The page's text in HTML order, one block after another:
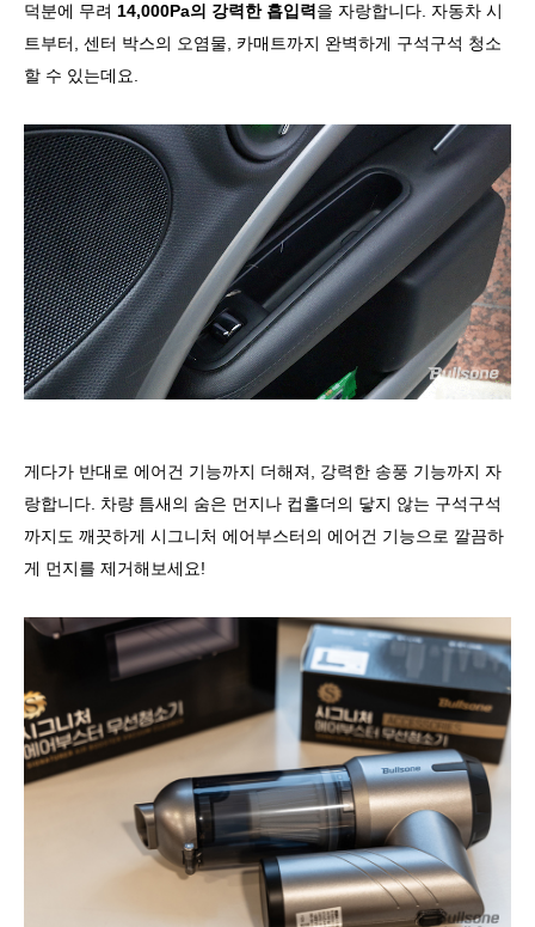
덕분에 무려 14,000Pa의 강력한 흡입력을 자랑합니다. 자동차 시
트부터, 센터 박스의 오염물, 카매트까지 완벽하게 구석구석 청소
할 수 있는데요.
게다가 반대로 에어건 기능까지 더해져, 강력한 송풍 기능까지 자
랑합니다. 차량 틈새의 숨은 먼지나 컵홀더의 닿지 않는 구석구석
까지도 깨끗하게 시그니처 에어부스터의 에어건 기능으로 깔끔하
게 먼지를 제거해보세요!